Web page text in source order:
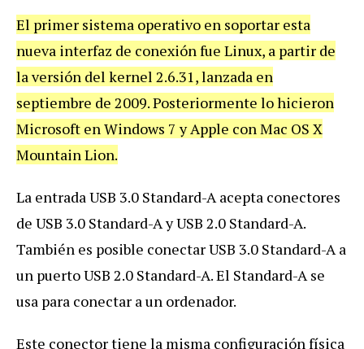
El primer sistema operativo en soportar esta
nueva interfaz de conexión fue Linux, a partir de
la versión del kernel 2.6.31, lanzada en
septiembre de 2009. Posteriormente lo hicieron
Microsoft en Windows 7 y Apple con Mac OS X
Mountain Lion.
La entrada USB 3.0 Standard-A acepta conectores
de USB 3.0 Standard-A y USB 2.0 Standard-A.
También es posible conectar USB 3.0 Standard-A a
un puerto USB 2.0 Standard-A. El Standard-A se
usa para conectar a un ordenador.
Este conector tiene la misma configuración física